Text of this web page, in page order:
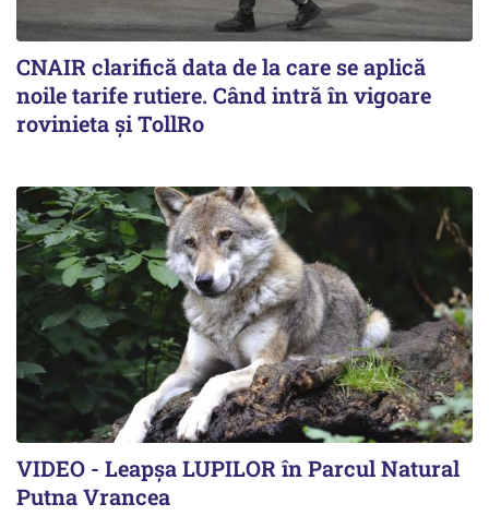
CNAIR clarifică data de la care se aplică
noile tarife rutiere. Când intră în vigoare
rovinieta și TollRo
VIDEO - Leapșa LUPILOR în Parcul Natural
Putna Vrancea